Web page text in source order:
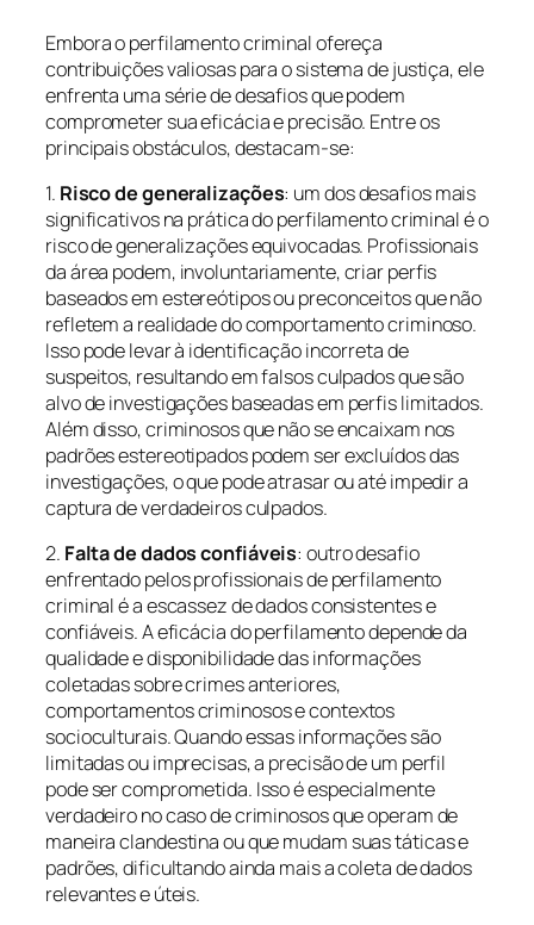
Embora o perfilamento criminal ofereça
contribuições valiosas para o sistema de justiça, ele
enfrenta uma série de desafios que podem
comprometer sua eficácia e precisão. Entre os
principais obstáculos, destacam-se:
1. Risco de generalizações: um dos desafios mais
significativos na prática do perfilamento criminal é o
risco de generalizações equivocadas. Profissionais
da área podem, involuntariamente, criar perfis
baseados em estereótipos ou preconceitos que não
refletem a realidade do comportamento criminoso.
Isso pode levar à identificação incorreta de
suspeitos, resultando em falsos culpados que são
alvo de investigações baseadas em perfis limitados.
Além disso, criminosos que não se encaixam nos
padrões estereotipados podem ser excluídos das
investigações, o que pode atrasar ou até impedir a
captura de verdadeiros culpados.
2. Falta de dados confiáveis: outro desafio
enfrentado pelos profissionais de perfilamento
criminal é a escassez de dados consistentes e
confiáveis. A eficácia do perfilamento depende da
qualidade e disponibilidade das informações
coletadas sobre crimes anteriores,
comportamentos criminosos e contextos
socioculturais. Quando essas informações são
limitadas ou imprecisas, a precisão de um perfil
pode ser comprometida. Isso é especialmente
verdadeiro no caso de criminosos que operam de
maneira clandestina ou que mudam suas táticas e
padrões, dificultando ainda mais a coleta de dados
relevantes e úteis.